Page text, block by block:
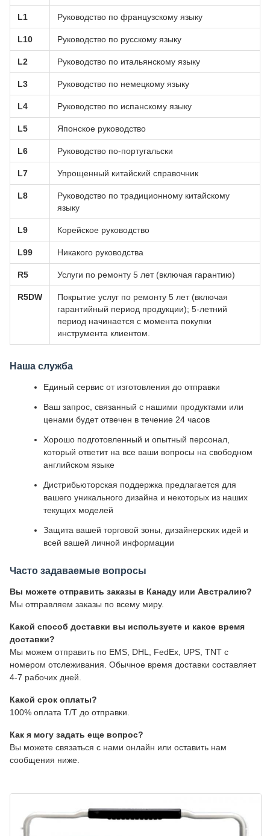
L1 Руководство по французскому языку
L10 Руководство по русскому языку
L2 Руководство по итальянскому языку
L3 Руководство по немецкому языку
L4 Руководство по испанскому языку
L5 Японское руководство
L6 Руководство по-португальски
L7 Упрощенный китайский справочник
L8
Руководство по традиционному китайскому
языку
L9 Корейское руководство
L99 Никакого руководства
R5 Услуги по ремонту 5 лет (включая гарантию)
R5DW
Покрытие услуг по ремонту 5 лет (включая
гарантийный период продукции); 5-летний
период начинается с момента покупки
инструмента клиентом.
Наша служба
Единый сервис от изготовления до отправки
Ваш запрос, связанный с нашими продуктами или
ценами будет отвечен в течение 24 часов
Хорошо подготовленный и опытный персонал,
который ответит на все ваши вопросы на свободном
английском языке
Дистрибьюторская поддержка предлагается для
вашего уникального дизайна и некоторых из наших
текущих моделей
Защита вашей торговой зоны, дизайнерских идей и
всей вашей личной информации
Часто задаваемые вопросы
Вы можете отправить заказы в Канаду или Австралию?
Мы отправляем заказы по всему миру.
Какой способ доставки вы используете и какое время
доставки?
Мы можем отправить по EMS, DHL, FedEx, UPS, TNT с
номером отслеживания. Обычное время доставки составляет
4-7 рабочих дней.
Какой срок оплаты?
100% оплата T/T до отправки.
Как я могу задать еще вопрос?
Вы можете связаться с нами онлайн или оставить нам
сообщения ниже.